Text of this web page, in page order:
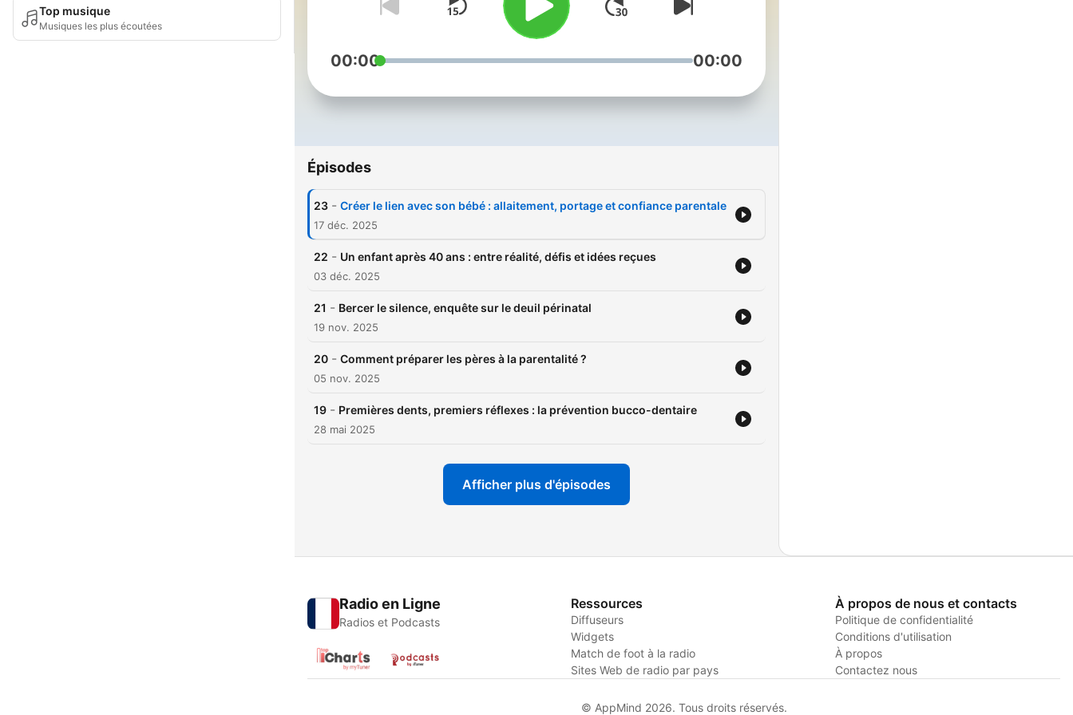
Top musique
Musiques les plus écoutées
00:00 00:00
Épisodes
23 - Créer le lien avec son bébé : allaitement, portage et confiance parentale
17 déc. 2025
22 - Un enfant après 40 ans : entre réalité, défis et idées reçues
03 déc. 2025
21 - Bercer le silence, enquête sur le deuil périnatal
19 nov. 2025
20 - Comment préparer les pères à la parentalité ?
05 nov. 2025
19 - Premières dents, premiers réflexes : la prévention bucco-dentaire
28 mai 2025
Afficher plus d'épisodes
Radio en Ligne
Radios et Podcasts
Ressources
Diffuseurs
Widgets
Match de foot à la radio
Sites Web de radio par pays
À propos de nous et contacts
Politique de confidentialité
Conditions d'utilisation
À propos
Contactez nous
© AppMind 2026. Tous droits réservés.